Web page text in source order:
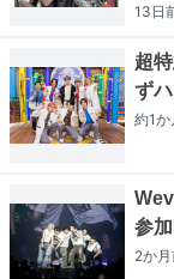
13日
超
ず
約1か
参
2か月